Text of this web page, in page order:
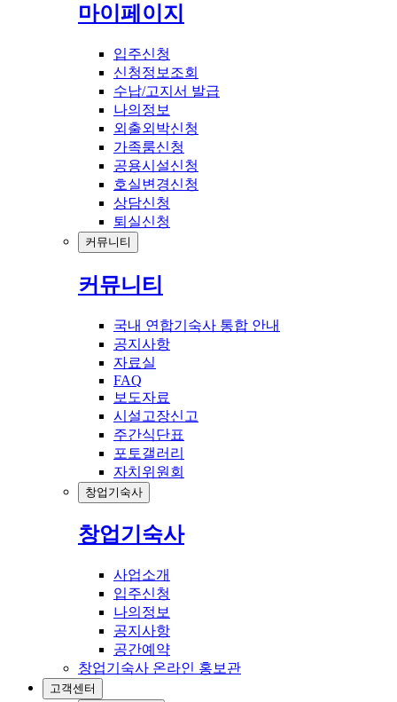
마이페이지
입주신청
신청정보조회
수납/고지서 발급
나의정보
외출외박신청
가족룸신청
공용시설신청
호실변경신청
상담신청
퇴실신청
커뮤니티
커뮤니티
국내 연합기숙사 통합 안내
공지사항
자료실
FAQ
보도자료
시설고장신고
주간식단표
포토갤러리
자치위원회
창업기숙사
창업기숙사
사업소개
입주신청
나의정보
공지사항
공간예약
창업기숙사 온라인 홍보관
고객센터